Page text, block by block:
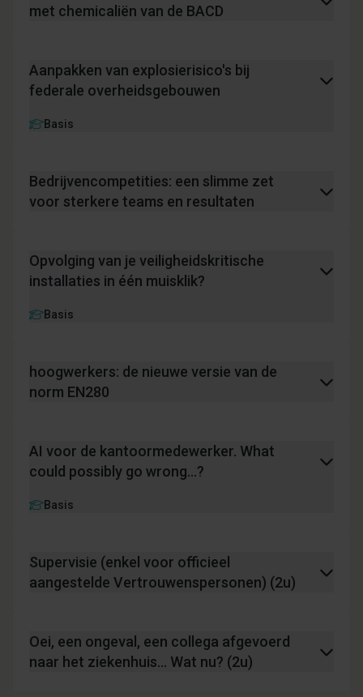
met chemicaliën van de BACD
Aanpakken van explosierisico's bij
federale overheidsgebouwen
Basis
Bedrijvencompetities: een slimme zet
voor sterkere teams en resultaten
Opvolging van je veiligheidskritische
installaties in één muisklik?
Basis
hoogwerkers: de nieuwe versie van de
norm EN280
AI voor de kantoormedewerker. What
could possibly go wrong...?
Basis
Supervisie (enkel voor officieel
aangestelde Vertrouwenspersonen) (2u)
Oei, een ongeval, een collega afgevoerd
naar het ziekenhuis… Wat nu? (2u)